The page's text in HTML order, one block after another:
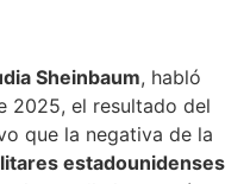
Sheinbaum, habló
2025, el resultado del
que la negativa de la
estadounidenses